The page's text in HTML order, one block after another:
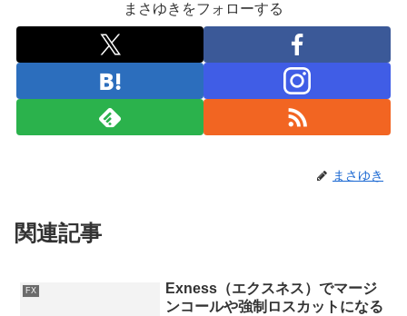
まさゆきをフォローする
まさゆき
関連記事
FX
Exness（エクスネス）でマージ
ンコールや強制ロスカットになる